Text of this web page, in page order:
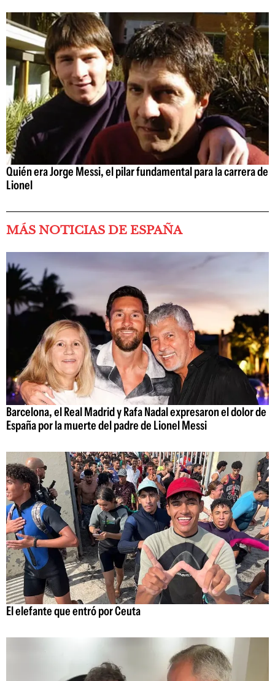
Quién era Jorge Messi, el pilar fundamental para la carrera de
Lionel
MÁS NOTICIAS DE ESPAÑA
Barcelona, el Real Madrid y Rafa Nadal expresaron el dolor de
España por la muerte del padre de Lionel Messi
El elefante que entró por Ceuta